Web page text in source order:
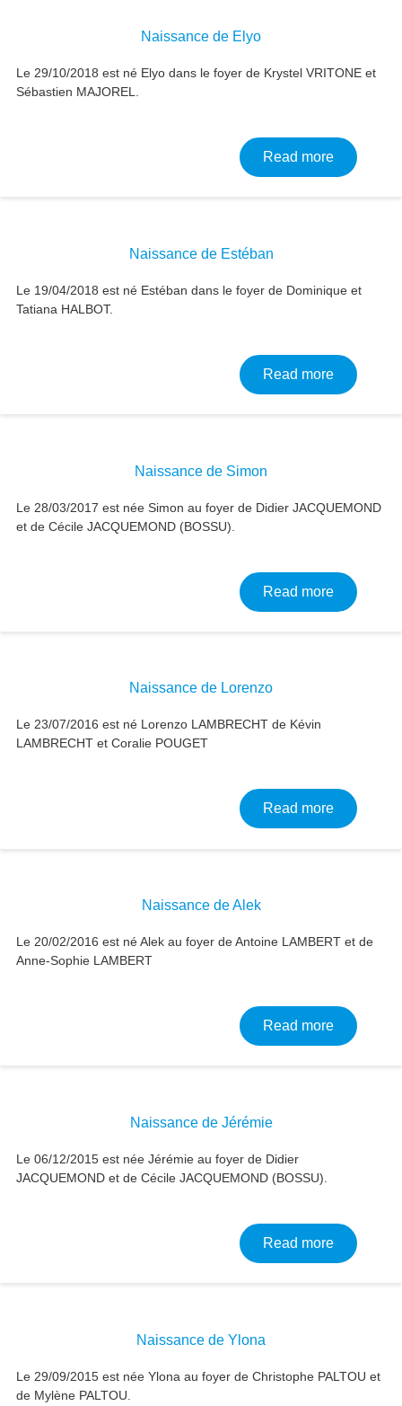
Naissance de Elyo
Le 29/10/2018 est né Elyo dans le foyer de Krystel VRITONE et
Sébastien MAJOREL.
Read moreabout
Naissance de Estéban
Le 19/04/2018 est né Estéban dans le foyer de Dominique et
Tatiana HALBOT.
Read moreabout
Naissance de Simon
Le 28/03/2017 est née Simon au foyer de Didier JACQUEMOND
et de Cécile JACQUEMOND (BOSSU).
Read moreabout
Naissance de Lorenzo
Le 23/07/2016 est né Lorenzo LAMBRECHT de Kévin
LAMBRECHT et Coralie POUGET
Read moreabout
Naissance de Alek
Le 20/02/2016 est né Alek au foyer de Antoine LAMBERT et de
Anne-Sophie LAMBERT
Read moreabout
Naissance de Jérémie
Le 06/12/2015 est née Jérémie au foyer de Didier
JACQUEMOND et de Cécile JACQUEMOND (BOSSU).
Read moreabout
Naissance de Ylona
Le 29/09/2015 est née Ylona au foyer de Christophe PALTOU et
de Mylène PALTOU.